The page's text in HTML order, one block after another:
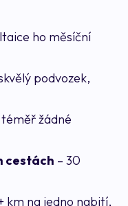
ho měsíční
podvozek,
téměř žádné
cestách – 30
km na jedno nabití,